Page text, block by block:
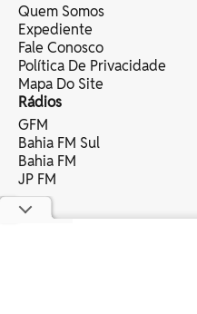
Quem Somos
Expediente
Fale Conosco
Política De Privacidade
Mapa Do Site
Rádios
GFM
Bahia FM Sul
Bahia FM
JP FM